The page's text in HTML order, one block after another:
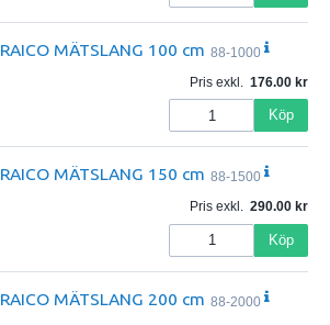
RAICO MÄTSLANG 100 cm 88-1000
Pris exkl. 176.00
Köp
RAICO MÄTSLANG 150 cm 88-1500
Pris exkl. 290.00
Köp
RAICO MÄTSLANG 200 cm 88-2000